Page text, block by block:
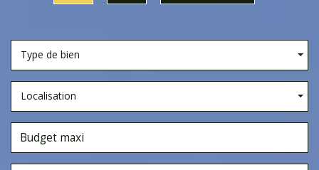
Type de bien
Localisation